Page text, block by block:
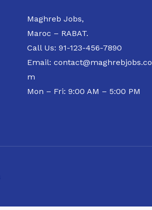
Maghreb Jobs,
Maroc – RABAT.
Call Us: 91-123-456-7890
Email: contact@maghrebjobs.co
m
Mon – Fri: 9:00 AM – 5:00 PM